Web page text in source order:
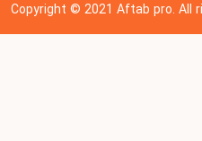
Copyright © 202 1Aftab pro. All